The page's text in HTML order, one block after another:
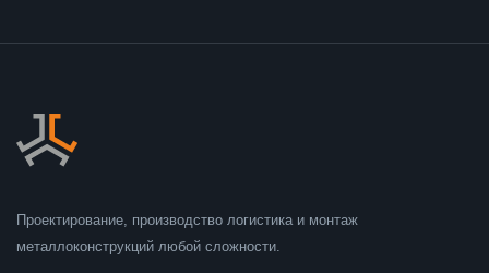
Проектирование, производство логистика и монтаж
металлоконструкций любой сложности.